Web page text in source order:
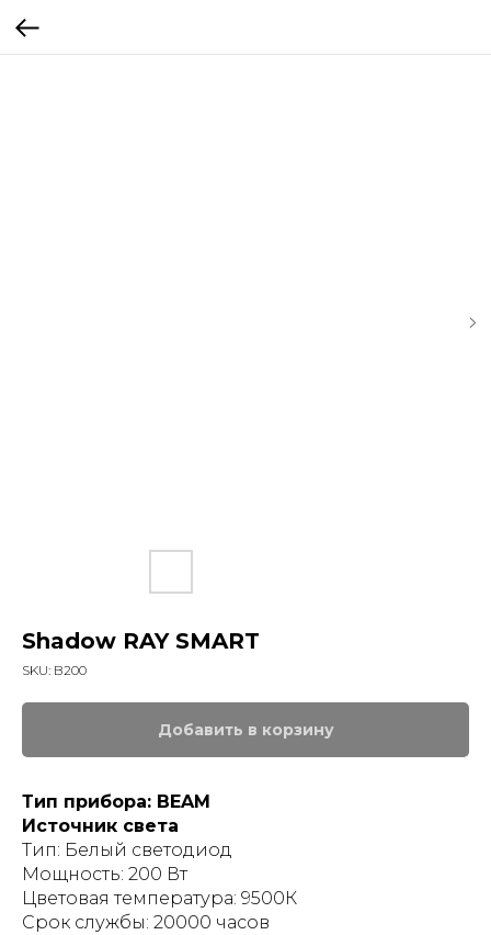
Shadow RAY SMART
SKU: B200
Добавить в корзину
Тип прибора: BEAM
Источник света
Тип: Белый светодиод
Мощность: 200 Вт
Цветовая температура: 9500К
Срок службы: 20000 часов